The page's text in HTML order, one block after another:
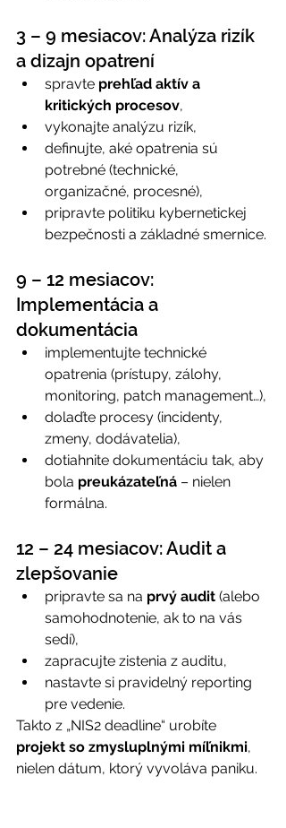
3 – 9 mesiacov: Analýza rizík
a dizajn opatrení
spravte prehľad aktív a
kritických procesov,
vykonajte analýzu rizík,
definujte, aké opatrenia sú
potrebné (technické,
organizačné, procesné),
pripravte politiku kybernetickej
bezpečnosti a základné smernice.
9 – 12 mesiacov:
Implementácia a
dokumentácia
implementujte technické
opatrenia (prístupy, zálohy,
monitoring, patch management…),
dolaďte procesy (incidenty,
zmeny, dodávatelia),
dotiahnite dokumentáciu tak, aby
bola preukázateľná – nielen
formálna.
12 – 24 mesiacov: Audit a
zlepšovanie
pripravte sa na prvý audit (alebo
samohodnotenie, ak to na vás
sedí),
zapracujte zistenia z auditu,
nastavte si pravidelný reporting
pre vedenie.
Takto z „NIS2 deadline“ urobíte
projekt so zmysluplnými míľnikmi,
nielen dátum, ktorý vyvoláva paniku.